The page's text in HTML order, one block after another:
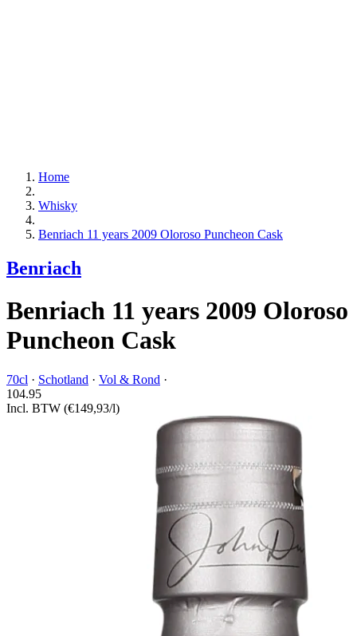
Home
Whisky
Benriach 11 years 2009 Oloroso Puncheon Cask
Benriach
Benriach 11 years 2009 Oloroso
Puncheon Cask
70cl · Schotland · Vol & Rond ·
104.95
Incl. BTW (€149,93/l)